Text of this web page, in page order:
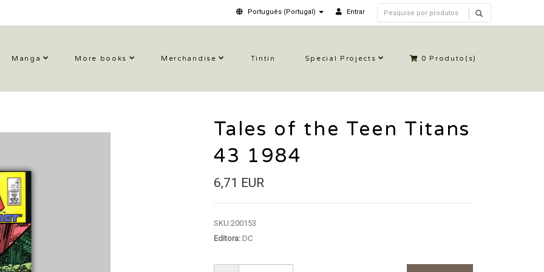
Português (Portugal) Entrar
Manga More books Merchandise Tintin Special Projects 0 Produto(s)
Tales of the Teen Titans
43 1984
6,71 EUR
SKU:200153
Editora:DC